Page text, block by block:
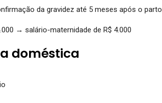
da gravidez até 5 meses após o parto
→ salário-maternidade de R$ 4.000
doméstica